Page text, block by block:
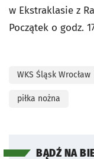
w Ekstraklasie z
Początek o godz.
WKS Śląsk Wrocław
piłka nożna
BĄDŹ NA